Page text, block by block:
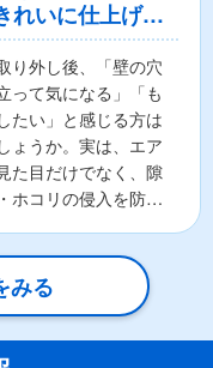
れいに仕上げる
り外し後、「壁の穴
って気になる」「も
たい」と感じる方は
ょうか。実は、エア
た目だけでなく、隙
ホコリの侵入を防ぐ
みる